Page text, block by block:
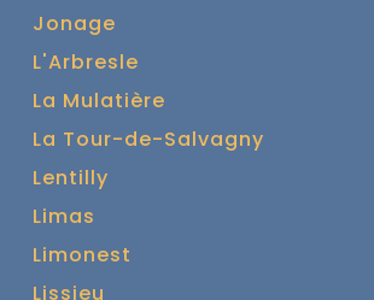
Jonage
L'Arbresle
La Mulatière
La Tour-de-Salvagny
Lentilly
Limas
Limonest
Lissieu